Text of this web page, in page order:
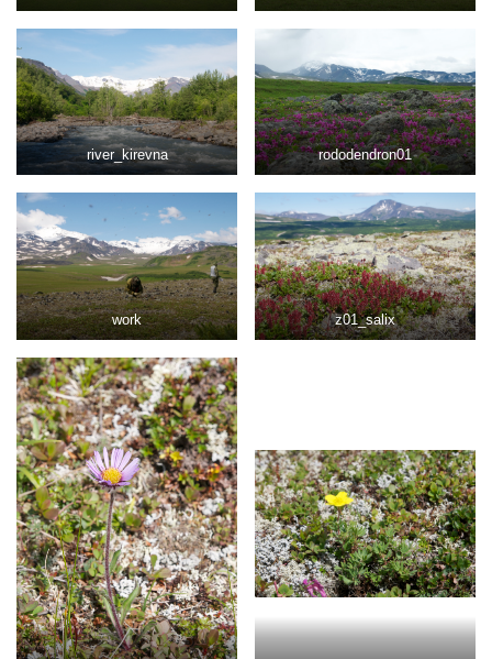
river_kirevna rododendron01
work z01_salix